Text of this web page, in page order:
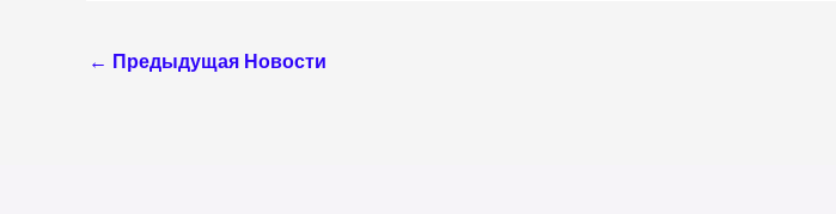
← Предыдущая Новости